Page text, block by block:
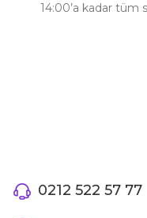
Ürün fiyatı diğer
14:00’a kadar tüm
0212 522 57 77